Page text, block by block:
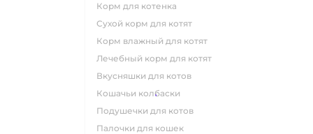
корм для котенка
сухой корм для котят
корм влажный для котят
лечебный корм для котят
вкусняшки для котов
кошачьи колбаски
подушечки для котов
палочки для кошек